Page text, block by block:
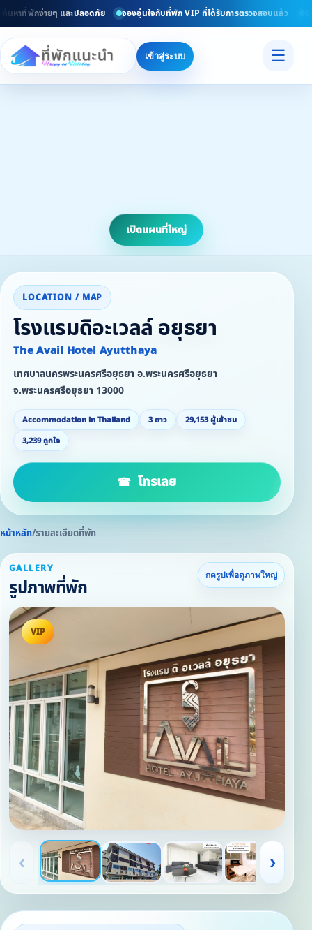
าที่พักง่ายๆ และปลอดภัย จองอุ่นใจกับที่พัก VIP ที่ได้รับการตรวจสอบแล้ว
เข้าสู่ระบบ ☰
เปิดแผนที่ใหญ่
LOCATION / MAP
โรงแรมดิอะเวลล์ อยุธยา
The Avail Hotel Ayutthaya
เทศบาลนครพระนครศรีอยุธยา อ.พระนครศรีอยุธยา
จ.พระนครศรีอยุธยา 13000
Accommodation in Thailand 3 ดาว
29,153 ผู้เข้าชม
3,239 ถูกใจ
โทรเลย
หน้าหลัก/รายละเอียดที่พัก
GALLERY
รูปภาพที่พัก
กดรูปเพื่อดูภาพใหญ่
VIP
‹ ›